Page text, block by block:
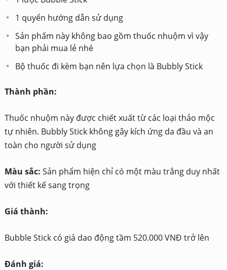
1 quyển hướng dẫn sử dụng
Sản phẩm này không bao gồm thuốc nhuộm vì vậy
bạn phải mua lẻ nhé
Bộ thuốc đi kèm bạn nên lựa chọn là Bubbly Stick
Thành phần:
Thuốc nhuộm này được chiết xuất từ các loại thảo mộc
tự nhiên. Bubbly Stick không gây kích ứng da đầu và an
toàn cho người sử dụng
Màu sắc: Sản phẩm hiện chỉ có một màu trắng duy nhất
với thiết kế sang trọng
Giá thành:
Bubble Stick có giá dao động tầm 520.000 VNĐ trở lên
Đánh giá: